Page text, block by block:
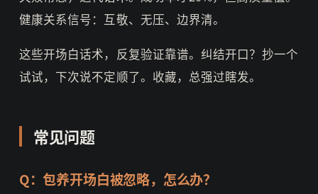
健康关系信号：互敬、无压、边界清。
这些开场白话术，反复验证靠谱。纠结开口？抄一个
试试，下次说不定顺了。收藏，总强过瞎发。
常见问题
Q：包养开场白被忽略，怎么办？